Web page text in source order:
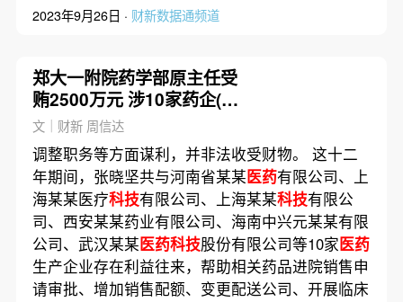
2023年9月26日 · 财新数据通频道
郑大一附院药学部原主任受
贿2500万元 涉10家药企(含
视频)
文｜财新 周信达
调整职务等方面谋利，并非法收受财物。 这十二
年期间，张晓坚共与河南省某某医药有限公司、上
海某某医疗科技有限公司、上海某某科技有限公
司、西安某某药业有限公司、海南中兴元某某有限
公司、武汉某某医药科技股份有限公司等10家医药
生产企业存在利益往来，帮助相关药品进院销售申
请审批、增加销售配额、变更配送公司、开展临床